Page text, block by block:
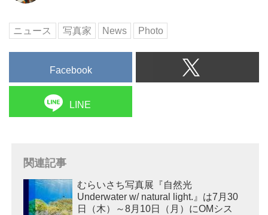
ニュース 写真家 News Photo
Facebook
LINE
関連記事
むらいさち写真展『自然光
Underwater w/ natural light.』は7月30
日（木）～8月10日（月）にOMシス